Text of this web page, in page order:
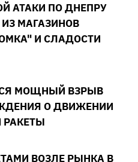
АТАКИ ПО ДНЕПРУ
МАГАЗИНОВ
И СЛАДОСТИ
МОЩНЫЙ ВЗРЫВ
О ДВИЖЕНИИ
РАКЕТЫ
ВОЗЛЕ РЫНКА В